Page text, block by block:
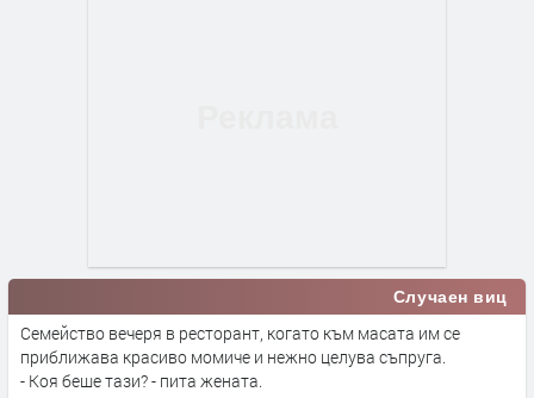
Случаен виц
Семейство вечеря в ресторант, когато към масата им се
приближава красиво момиче и нежно целува съпруга.
- Коя беше тази? - пита жената.